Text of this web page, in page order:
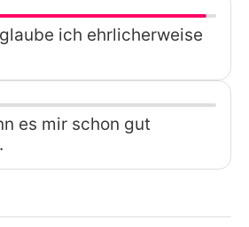
ich ehrlicherweise
es mir schon gut